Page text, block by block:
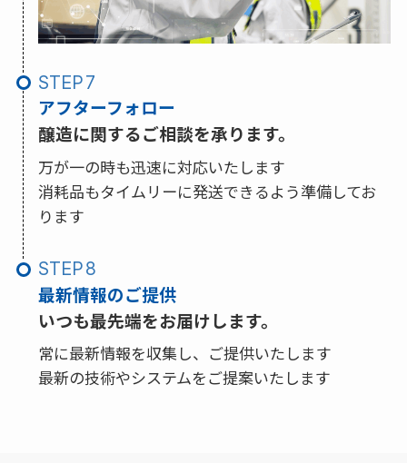
STEP
アフターフォロー
醸造に関するご相談を承ります。
万が一の時も迅速に対応いたします
消耗品もタイムリーに発送できるよう準備してお
ります
STEP
最新情報のご提供
いつも最先端をお届けします。
常に最新情報を収集し、ご提供いたします
最新の技術やシステムをご提案いたします